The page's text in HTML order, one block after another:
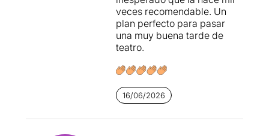
veces recomendable. Un
plan perfecto para pasar
una muy buena tarde de
teatro.
16/06/2026